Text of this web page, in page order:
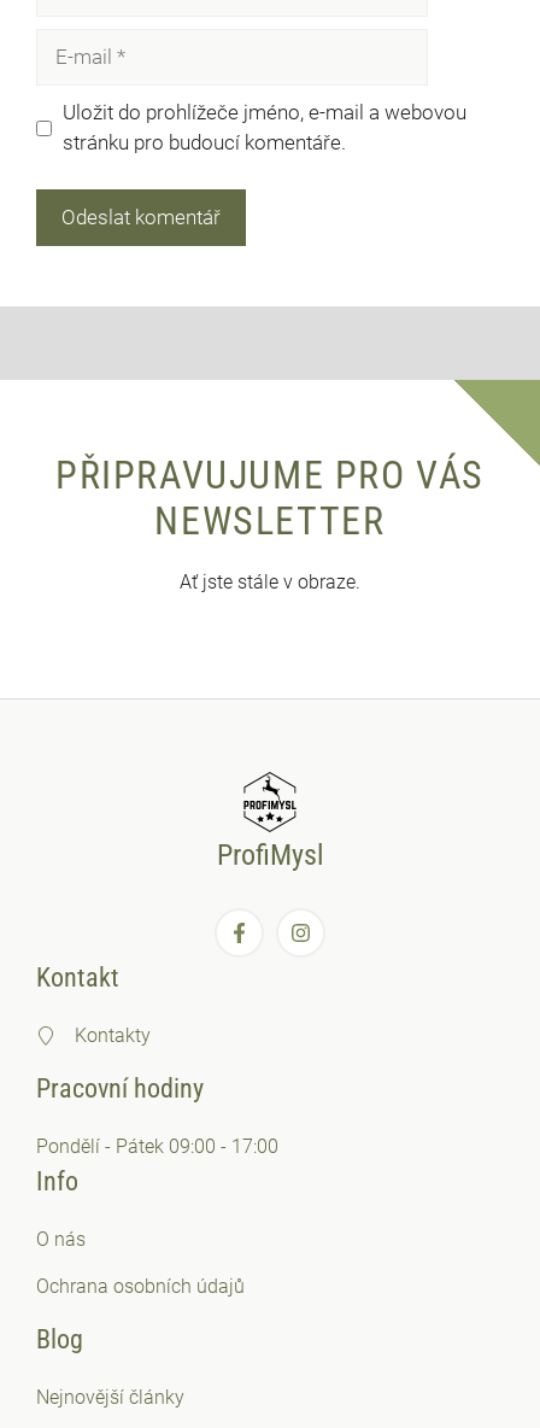
Uložit do prohlížeče jméno, e-mail a webovou
stránku pro budoucí komentáře.
PŘIPRAVUJUME PRO VÁS
NEWSLETTER
Ať jste stále v obraze.
ProfiMysl
Kontakt
Kontakty
Pracovní hodiny
Pondělí - Pátek 09:00 - 17:00
Info
O nás
Ochrana osobních údajů
Blog
Nejnovější články